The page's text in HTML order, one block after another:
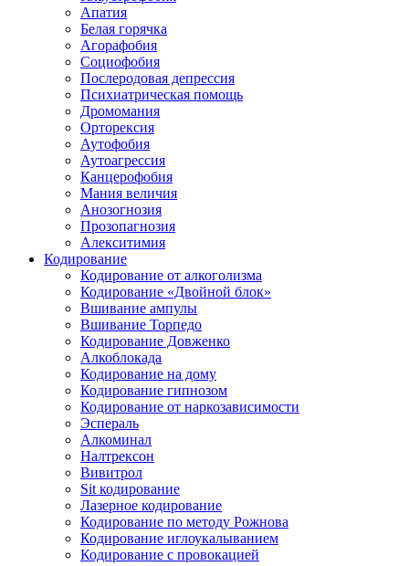
Апатия
Белая горячка
Агорафобия
Социофобия
Послеродовая депрессия
Психиатрическая помощь
Дромомания
Орторексия
Аутофобия
Аутоагрессия
Канцерофобия
Мания величия
Анозогнозия
Прозопагнозия
Алекситимия
Кодирование
Кодирование от алкоголизма
Кодирование «Двойной блок»
Вшивание ампулы
Вшивание Торпедо
Кодирование Довженко
Алкоблокада
Кодирование на дому
Кодирование гипнозом
Кодирование от наркозависимости
Эспераль
Алкоминал
Налтрексон
Вивитрол
Sit кодирование
Лазерное кодирование
Кодирование по методу Рожнова
Кодирование иглоукалыванием
Кодирование с провокацией